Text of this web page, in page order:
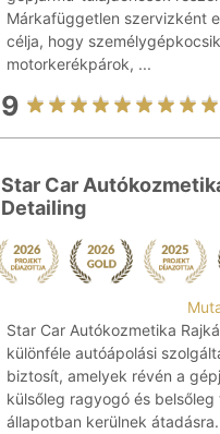
Márkafüggetlen szervizként
célja, hogy
motorkerékpárok, ...
9
Star Car
Detailing
Star Car Autókozmetika
különféle autóápolási
biztosít, amelyek révén a
külsőleg ragyogó és belsőleg
állapotban kerülnek